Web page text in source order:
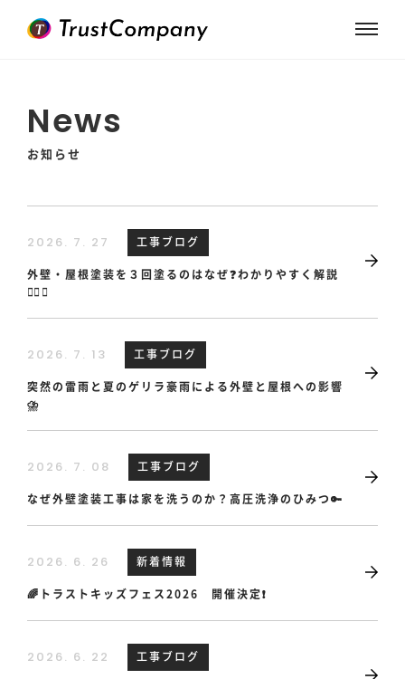
News
お知らせ
2026. 7. 27 工事ブログ
外壁・屋根塗装を３回塗るのはなぜ❓わかりやすく解説
👷‍♂️✨
2026. 7. 13 工事ブログ
突然の雷雨と夏のゲリラ豪雨による外壁と屋根への影響
⛈️
2026. 7. 08 工事ブログ
なぜ外壁塗装工事は家を洗うのか？高圧洗浄のひみつ🔑
2026. 6. 26 新着情報
🌈トラストキッズフェス2026 開催決定❗
2026. 6. 22 工事ブログ